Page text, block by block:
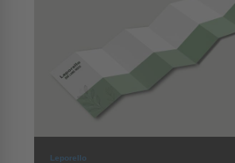
Leporello